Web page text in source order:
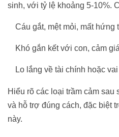
sinh, với tỷ lệ khoảng 5-10%.
Cáu gắt, mệt mỏi, mất hứng
Khó gắn kết với con, cảm
Lo lắng về tài chính hoặc
Hiểu rõ các loại trầm cảm
và hỗ trợ đúng cách, đặc biệt
này.